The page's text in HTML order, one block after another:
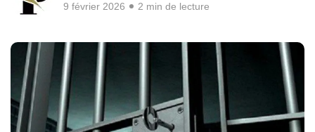
9 février 2026 2 min de lecture